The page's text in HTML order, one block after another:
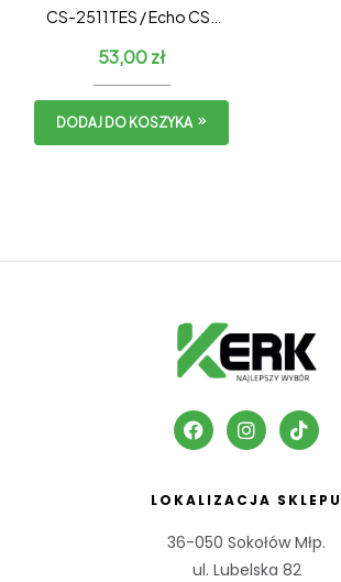
CS-2511TES / Echo CS-
53,00zł
DODAJ DO KOSZYKA
LOKALIZACJA SKLEPU
36-050 Sokołów Młp.
ul. Lubelska 82